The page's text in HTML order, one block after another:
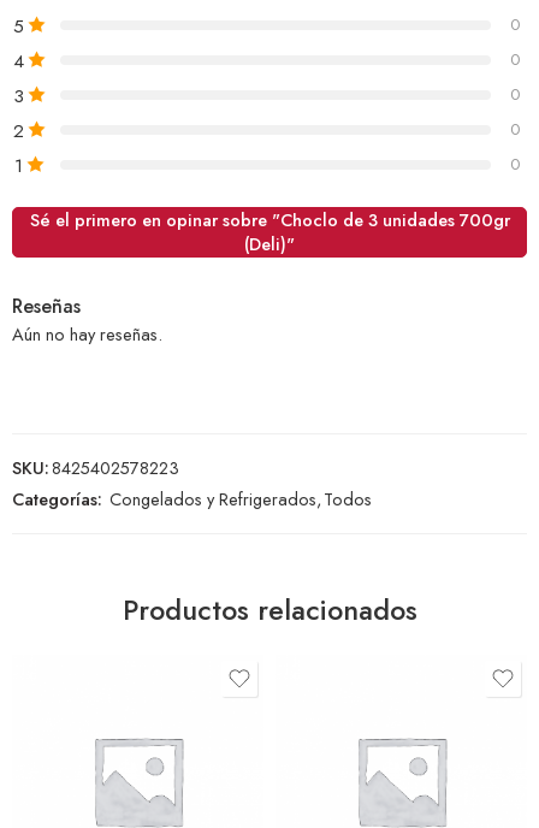
5 0
4 0
3 0
2 0
1 0
Sé el primero en opinar sobre "Choclo de 3 unidades 700gr
(Deli)"
Reseñas
Aún no hay reseñas.
SKU:8425402578223
Categorías: Congelados y Refrigerados,Todos
Productos relacionados